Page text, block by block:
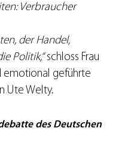
Verbraucher
der Handel,
Politik,“schloss Frau
emotional geführte
Ute Welty.
des Deutschen